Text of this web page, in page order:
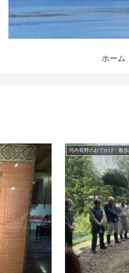
ホーム
河内長野のおでかけ・散